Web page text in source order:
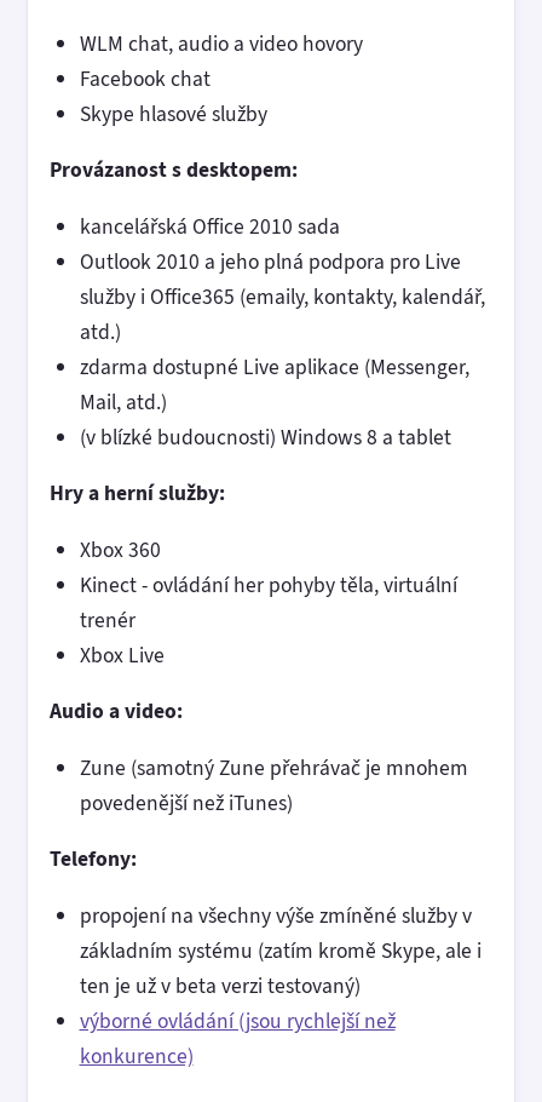
WLM chat, audio a video hovory
Facebook chat
Skype hlasové služby
Provázanost s desktopem:
kancelářská Office 2010 sada
Outlook 2010 a jeho plná podpora pro Live
služby i Office365 (emaily, kontakty, kalendář,
atd.)
zdarma dostupné Live aplikace (Messenger,
Mail, atd.)
(v blízké budoucnosti) Windows 8 a tablet
Hry a herní služby:
Xbox 360
Kinect - ovládání her pohyby těla, virtuální
trenér
Xbox Live
Audio a video:
Zune (samotný Zune přehrávač je mnohem
povedenější než iTunes)
Telefony:
propojení na všechny výše zmíněné služby v
základním systému (zatím kromě Skype, ale i
ten je už v beta verzi testovaný)
výborné ovládání (jsou rychlejší než
konkurence)